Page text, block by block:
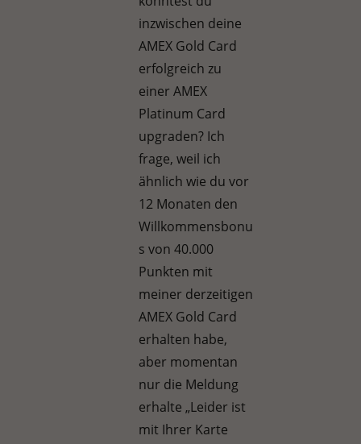
inzwischen deine
AMEX Gold Card
erfolgreich zu
einer AMEX
Platinum Card
upgraden? Ich
frage, weil ich
ähnlich wie du vor
12 Monaten den
Willkommensbonu
s von 40.000
Punkten mit
meiner derzeitigen
AMEX Gold Card
erhalten habe,
aber momentan
nur die Meldung
erhalte „Leider ist
mit Ihrer Karte